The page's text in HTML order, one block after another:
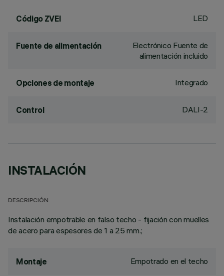
Código ZVEI LED
Fuente de alimentación
Electrónico Fuente de
alimentación incluido
Opciones de montaje Integrado
Control DALI-2
INSTALACIÓN
DESCRIPCIÓN
Instalación empotrable en falso techo - fijación con muelles
de acero para espesores de 1 a 25 mm.;
Montaje Empotrado en el techo